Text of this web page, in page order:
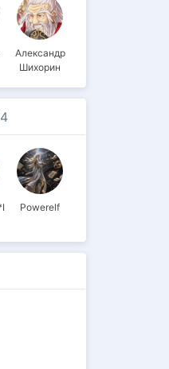
Александр
Шихорин
Powerelf